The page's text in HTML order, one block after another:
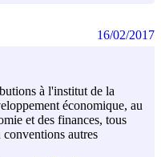
à l'institut de la
économique, au
et des finances, tous
conventions autres
16/02/2017